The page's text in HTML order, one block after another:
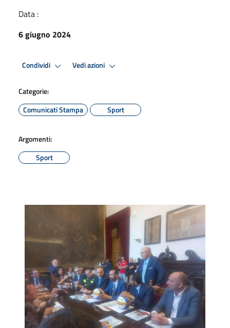
Data :
6 giugno 2024
Condividi Vedi azioni
Categorie:
Comunicati Stampa
Sport
Argomenti:
Sport